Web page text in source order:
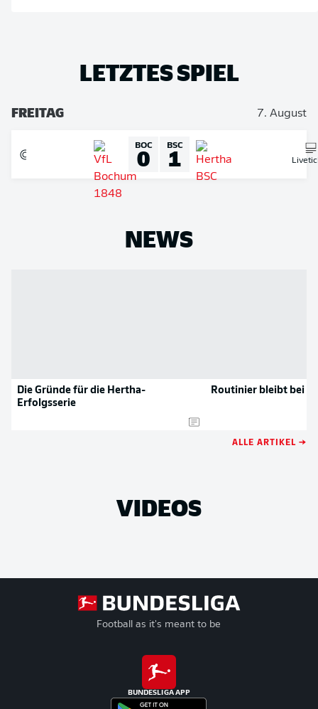
LETZTES SPIEL
FREITAG 7. August
BOC
0 BSC
1
NEWS
Die Gründe für die Hertha-
Erfolgsserie
Routinier bleibt bei
ALLE ARTIKEL →
VIDEOS
Football as it's meant to be
BUNDESLIGA APP